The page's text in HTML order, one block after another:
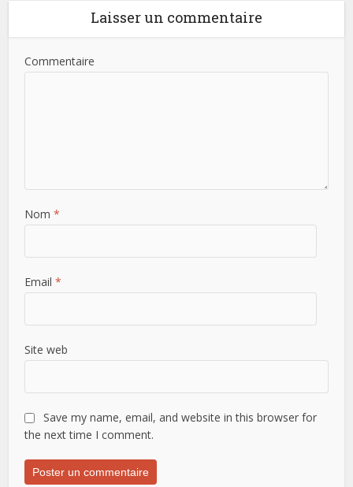
Laisser un commentaire
Commentaire
Nom*
Email*
Site web
Save my name, email, and website in this browser for
the next time I comment.